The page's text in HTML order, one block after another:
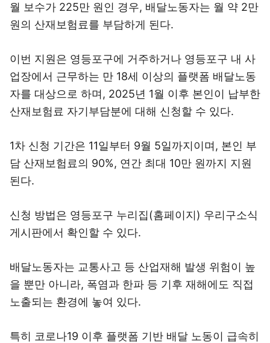
월 보수가 225만 원인 경우, 배달노동자는 월 약 2만
원의 산재보험료를 부담하게 된다.
이번 지원은 영등포구에 거주하거나 영등포구 내 사
업장에서 근무하는 만 18세 이상의 플랫폼 배달노동
자를 대상으로 하며, 2025년 1월 이후 본인이 납부한
산재보험료 자기부담분에 대해 신청할 수 있다.
1차 신청 기간은 11일부터 9월 5일까지이며, 본인 부
담 산재보험료의 90%, 연간 최대 10만 원까지 지원
된다.
신청 방법은 영등포구 누리집(홈페이지) 우리구소식
게시판에서 확인할 수 있다.
배달노동자는 교통사고 등 산업재해 발생 위험이 높
을 뿐만 아니라, 폭염과 한파 등 기후 재해에도 직접
노출되는 환경에 놓여 있다.
특히 코로나19 이후 플랫폼 기반 배달 노동이 급속히